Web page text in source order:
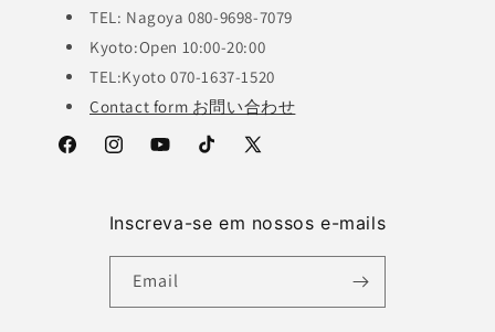
TEL: Nagoya 080-9698-7079
Kyoto:Open 10:00-20:00
TEL:Kyoto 070-1637-1520
Contact form お問い合わせ
FacebookInstagramYouTubeTikTok
X
Inscreva-se em nossos e-mails
Email